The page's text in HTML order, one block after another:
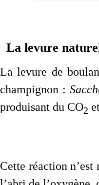
La levure
La levure de
champignon :
produisant du CO2
Cette réaction